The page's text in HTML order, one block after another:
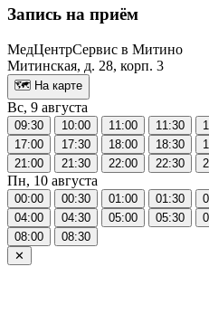
Запись на приём
МедЦентрСервис в Митино
Митинская, д. 28, корп. 3
🗺 На карте
Вс, 9 августа
09:30 10:00 11:00 11:30
17:00
17:30 18:00 18:30
21:00
21:30 22:00 22:30
Пн, 10 августа
00:00 00:30 01:00 01:30
04:00
04:30 05:00 05:30
08:00
08:30
✕